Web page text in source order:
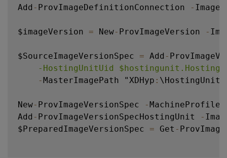
Add - ProvImageDefinitionConnection -
$imageVersion = New- ProvImageVersion -
$SourceImageVersionSpec = Add -
-HostingUnitUid
-MasterImagePath "XDHyp :
New- ProvImageVersionSpec -MachineProfile
Add - ProvImageVersionSpecHostingUnit -
$PreparedImageVersionSpec = Get -